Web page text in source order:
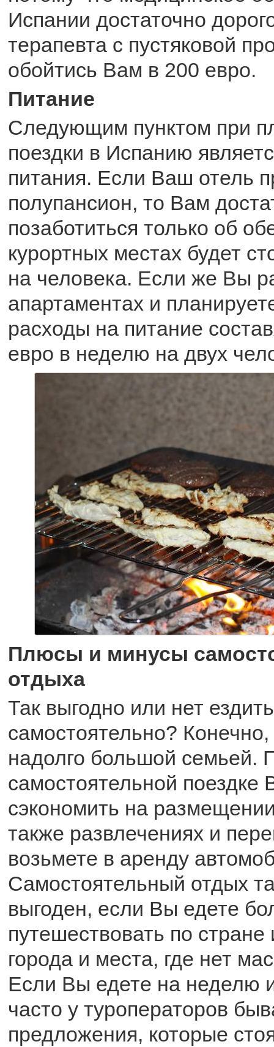
Испании достаточно
терапевта с пустяковой
обойтись Вам в 200 евро.
Питание
Следующим пунктом при
поездки в Испанию
питания. Если Ваш отель
полупансион, то Вам
позаботиться только об
курортных местах будет
на человека. Если же Вы
апартаментах и
расходы на питание
евро в неделю на двух
Плюсы и минусы
отдыха
Так выгодно или нет
самостоятельно?
надолго большой семьей.
самостоятельной поездке
сэкономить на
также развлечениях и
возьмете в аренду
Самостоятельный отдых
выгоден, если Вы едете
путешествовать по
города и места, где нет
Если Вы едете на неделю
часто у туроператоров
предложения, которые